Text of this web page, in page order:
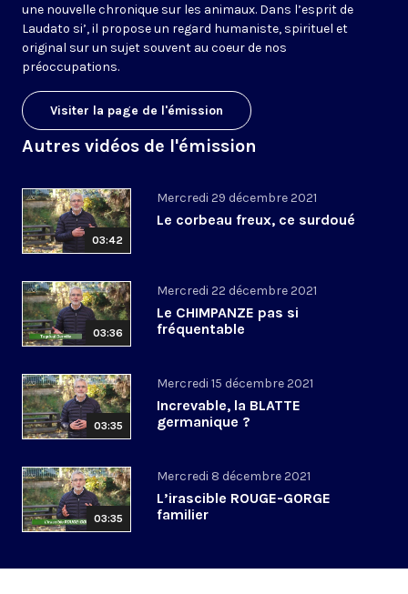
une nouvelle chronique sur les animaux. Dans l’esprit de
Laudato si’, il propose un regard humaniste, spirituel et
original sur un sujet souvent au coeur de nos
préoccupations.
Visiter la page de l'émission
Autres vidéos de l'émission
03:42
Mercredi 29 décembre 2021
Le corbeau freux, ce surdoué
03:36
Mercredi 22 décembre 2021
Le CHIMPANZE pas si
fréquentable
03:35
Mercredi 15 décembre 2021
Increvable, la BLATTE
germanique ?
03:35
Mercredi 8 décembre 2021
L’irascible ROUGE-GORGE
familier